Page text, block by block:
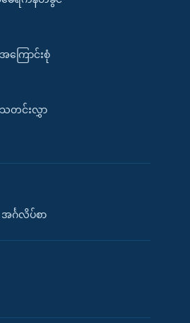
အကြောင်းစုံ
တင်းလွှာ
င်္ဂလိပ်စာ